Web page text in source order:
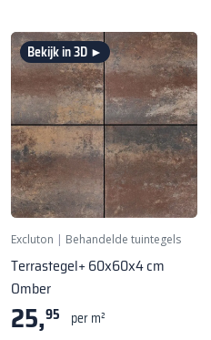
Bekijk in 3D ►
Excluton | Behandelde tuintegels
Terrastegel+ 60x60x4 cm
Omber
25,95 per m²